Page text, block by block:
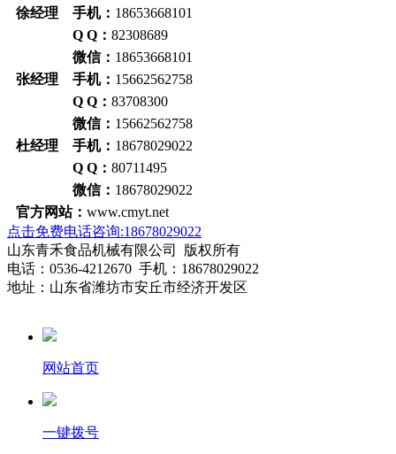
徐经理 手机： 18653668101
Q Q： 82308689
微信： 18653668101
张经理 手机： 15662562758
Q Q： 83708300
微信： 15662562758
杜经理 手机： 18678029022
Q Q： 80711495
微信： 18678029022
官方网站： www.cmyt.net
点击免费电话咨询:18678029022
山东青禾食品机械有限公司 版权所有
电话：0536-4212670 手机：18678029022
地址：山东省潍坊市安丘市经济开发区
网站首页
一键拨号